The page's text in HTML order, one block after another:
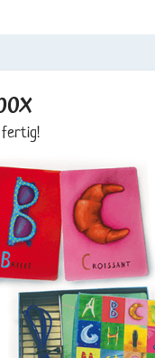
fertig!